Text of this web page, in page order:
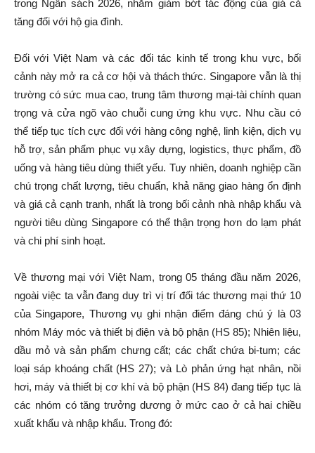
trong Ngân sách 2026, nhằm giảm bớt tác động của giá cả
tăng đối với hộ gia đình.
Đối với Việt Nam và các đối tác kinh tế trong khu vực, bối
cảnh này mở ra cả cơ hội và thách thức. Singapore vẫn là thị
trường có sức mua cao, trung tâm thương mại-tài chính quan
trọng và cửa ngõ vào chuỗi cung ứng khu vực. Nhu cầu có
thể tiếp tục tích cực đối với hàng công nghệ, linh kiện, dịch vụ
hỗ trợ, sản phẩm phục vụ xây dựng, logistics, thực phẩm, đồ
uống và hàng tiêu dùng thiết yếu. Tuy nhiên, doanh nghiệp cần
chú trọng chất lượng, tiêu chuẩn, khả năng giao hàng ổn định
và giá cả cạnh tranh, nhất là trong bối cảnh nhà nhập khẩu và
người tiêu dùng Singapore có thể thận trọng hơn do lạm phát
và chi phí sinh hoạt.
Về thương mại với Việt Nam, trong 05 tháng đầu năm 2026,
ngoài việc ta vẫn đang duy trì vị trí đối tác thương mại thứ 10
của Singapore, Thương vụ ghi nhận điểm đáng chú ý là 03
nhóm Máy móc và thiết bị điện và bộ phận (HS 85); Nhiên liệu,
dầu mỏ và sản phẩm chưng cất; các chất chứa bi-tum; các
loại sáp khoáng chất (HS 27); và Lò phản ứng hạt nhân, nồi
hơi, máy và thiết bị cơ khí và bộ phận (HS 84) đang tiếp tục là
các nhóm có tăng trưởng dương ở mức cao ở cả hai chiều
xuất khẩu và nhập khẩu. Trong đó: